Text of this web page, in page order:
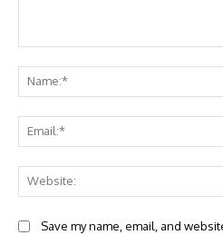
Save my name, email, and